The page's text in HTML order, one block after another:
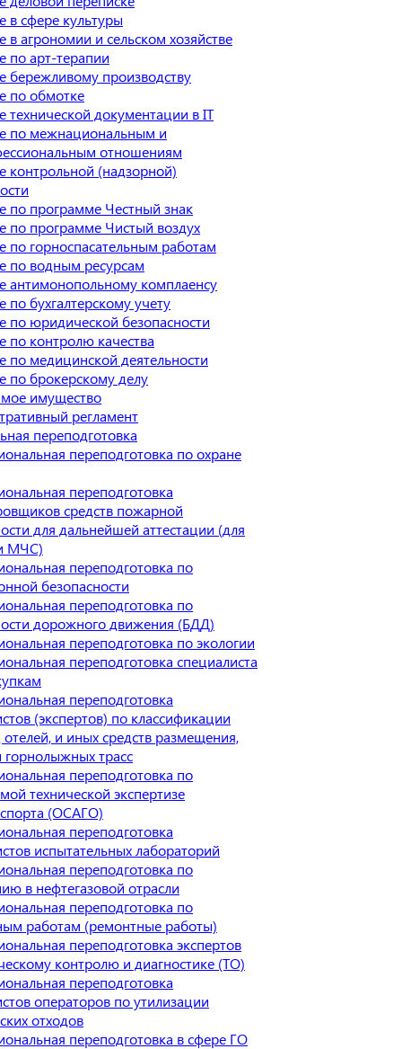
в сфере культуры
в агрономии и сельском хозяйстве
по арт-терапии
бережливому производству
по обмотке
технической документации в IT
по межнациональным и
отношениям
контрольной (надзорной)
по программе Честный знак
по программе Чистый воздух
по горноспасательным работам
по водным ресурсам
антимонопольному комплаенсу
по бухгалтерскому учету
по юридической безопасности
по контролю качества
по медицинской деятельности
по брокерскому делу
имущество
регламент
переподготовка
переподготовка по охране
переподготовка
средств пожарной
для дальнейшей аттестации (для
МЧС)
переподготовка по
безопасности
переподготовка по
дорожного движения (БДД)
переподготовка по экологии
переподготовка специалиста
переподготовка
(экспертов) по классификации
отелей, и иных средств размещения,
трасс
переподготовка по
технической экспертизе
(ОСАГО)
переподготовка
испытательных лабораторий
переподготовка по
в нефтегазовой отрасли
переподготовка по
работам (ремонтные работы)
переподготовка экспертов
контролю и диагностике (ТО)
переподготовка
операторов по утилизации
отходов
переподготовка в сфере ГО